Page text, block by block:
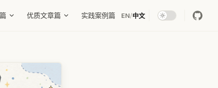
优质文章篇 实践案例篇 EN/中文